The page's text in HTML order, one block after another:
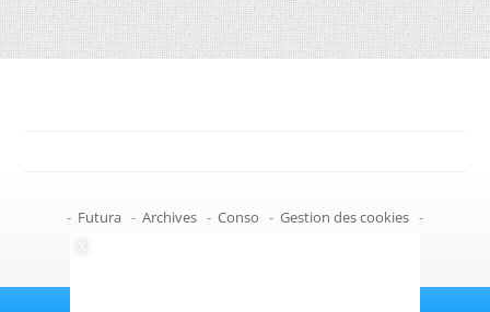
- Futura - Archives - Conso - Gestion des cookies -